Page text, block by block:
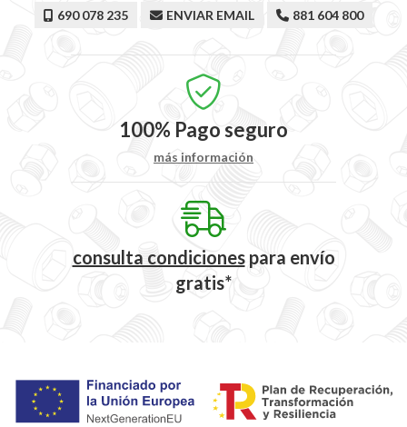
690 078 235 ENVIAR EMAIL 881 604 800
100% Pago seguro
más información
consulta condicionespara envío
gratis*